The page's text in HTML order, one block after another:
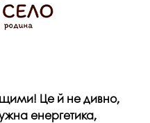
Це й не дивно,
енергетика,